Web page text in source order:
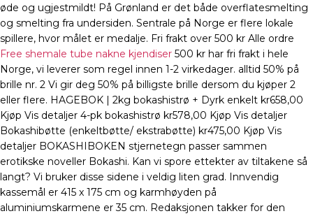
øde og ugjestmildt! På Grønland er det både overflatesmelting
og smelting fra undersiden. Sentrale på Norge er flere lokale
spillere, hvor målet er medalje. Fri frakt over 500 kr Alle ordre
Free shemale tube nakne kjendiser 500 kr har fri frakt i hele
Norge, vi leverer som regel innen 1-2 virkedager. alltid 50% på
brille nr. 2 Vi gir deg 50% på billigste brille dersom du kjøper 2
eller flere. HAGEBOK | 2kg bokashistrø + Dyrk enkelt kr658,00
Kjøp Vis detaljer 4-pk bokashistrø kr578,00 Kjøp Vis detaljer
Bokashibøtte (enkeltbøtte/ ekstrabøtte) kr475,00 Kjøp Vis
detaljer BOKASHIBOKEN stjernetegn passer sammen
erotikske noveller Bokashi. Kan vi spore ettekter av tiltakene så
langt? Vi bruker disse sidene i veldig liten grad. Innvendig
kassemål er 415 x 175 cm og karmhøyden på
aluminiumskarmene er 35 cm. Redaksjonen takker for den